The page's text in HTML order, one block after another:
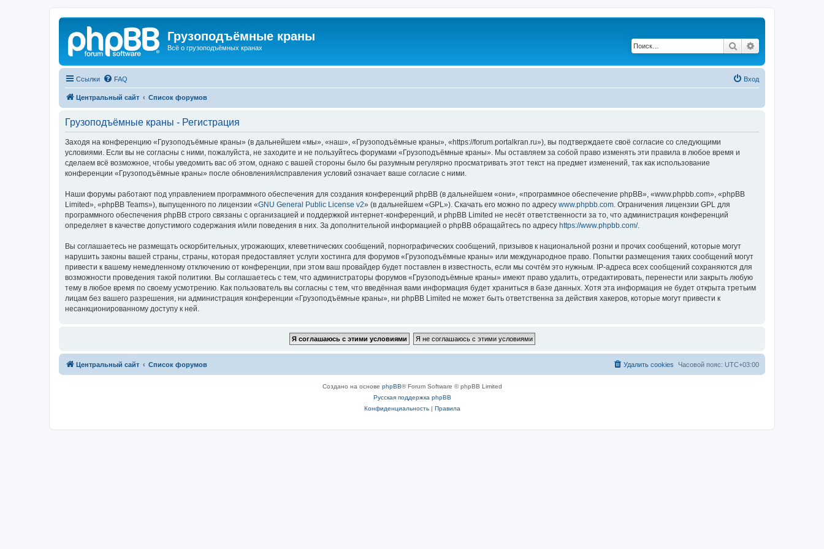
Грузоподъёмные краны
Всё о грузоподъёмных кранах Поиск
Ссылки FAQ Вход
Центральный сайт Список форумов
Грузоподъёмные краны - Регистрация
Заходя на конференцию «Грузоподъёмные краны» (в дальнейшем «мы», «наш», «Грузоподъёмные краны», «https://forum.portalkran.ru»), вы подтверждаете своё согласие со следующими
условиями. Если вы не согласны с ними, пожалуйста, не заходите и не пользуйтесь форумами «Грузоподъёмные краны». Мы оставляем за собой право изменять эти правила в любое время и
сделаем всё возможное, чтобы уведомить вас об этом, однако с вашей стороны было бы разумным регулярно просматривать этот текст на предмет изменений, так как использование
конференции «Грузоподъёмные краны» после обновления/исправления условий означает ваше согласие с ними.
Наши форумы работают под управлением программного обеспечения для создания конференций phpBB (в дальнейшем «они», «программное обеспечение phpBB», «www.phpbb.com», «phpBB
Limited», «phpBB Teams»), выпущенного по лицензии «GNU General Public License v2» (в дальнейшем «GPL»). Скачать его можно по адресу www.phpbb.com . Ограничения лицензии GPL для
программного обеспечения phpBB строго связаны с организацией и поддержкой интернет-конференций, и phpBB Limited не несёт ответственности за то, что администрация конференций
определяет в качестве допустимого содержания и/или поведения в них. За дополнительной информацией о phpBB обращайтесь по адресу https://www.phpbb.com/.
Вы соглашаетесь не размещать оскорбительных, угрожающих, клеветнических сообщений, порнографических сообщений, призывов к национальной розни и прочих сообщений, которые могут
нарушить законы вашей страны, страны, которая предоставляет услуги хостинга для форумов «Грузоподъёмные краны» или международное право. Попытки размещения таких сообщений могут
привести к вашему немедленному отключению от конференции, при этом ваш провайдер будет поставлен в известность, если мы сочтём это нужным. IP-адреса всех сообщений сохраняются для
возможности проведения такой политики. Вы соглашаетесь с тем, что администраторы форумов «Грузоподъёмные краны» имеют право удалить, отредактировать, перенести или закрыть любую
тему в любое время по своему усмотрению. Как пользователь вы согласны с тем, что введённая вами информация будет храниться в базе данных. Хотя эта информация не будет открыта третьим
лицам без вашего разрешения, ни администрация конференции «Грузоподъёмные краны», ни phpBB Limited не может быть ответственна за действия хакеров, которые могут привести к
несанкционированному доступу к ней.
Центральный сайт Список форумов Часовой пояс: UTC+03:00
Удалить cookies
Создано на основе phpBB® Forum Software © phpBB Limited
Русская поддержка phpBB
Конфиденциальность| Правила